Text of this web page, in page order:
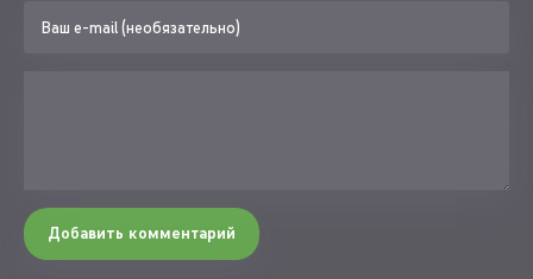
Добавить комментарий